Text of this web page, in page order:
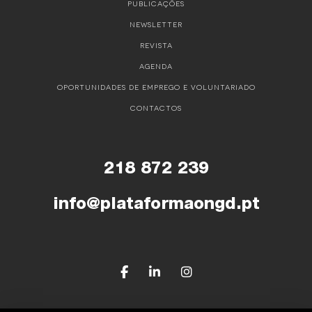
PUBLICAÇÕES
NEWSLETTER
REVISTA
AGENDA
OPORTUNIDADES DE EMPREGO E VOLUNTARIADO
CONTACTOS
218 872 239
info@plataformaongd.pt